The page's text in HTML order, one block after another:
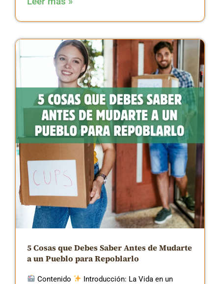
5 Cosas que Debes Saber Antes de Mudarte
a un Pueblo para Repoblarlo
Contenido
Introducción: La Vida en un